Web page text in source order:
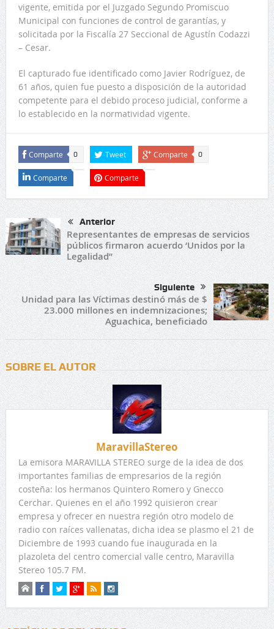
vigente, emitida por el Juzgado Segundo Promiscuo
Municipal con funciones de control de garantías, y
solicitada por la Fiscalía 27 Seccional de Agustín Codazzi
– Cesar.
El capturado fue identificado como Javier Rodríguez, de
61 años, quien fue puesto a disposición de la autoridad
competente para el debido proceso judicial, conforme a
lo establecido en la normatividad vigente.
Comparte 0 Tweet Comparte 0
Comparte Comparte
Anterior
Representantes de empresas de servicios
públicos firmaron acuerdo ‘Unidos por la
Legalidad”
Siguiente
Unidad para las Víctimas destinó más de $
23.000 millones en indemnizaciones;
Aguachica, beneficiado
SOBRE EL AUTOR
MaravillaStereo
La emisora MARAVILLA STEREO surge de la idea de dos
importantes familias de empresarios de la región
costeña: los hermanos Quintero Romero y Gnecco
Cerchar. Quienes en el año 1992 quisieron crear
empresa y ofrecer en nuestra región otro modelo de
radio con raíces vallenatas, dicha idea se plasmo el 21 de
Diciembre de 1993 cuando fue inaugurada en la
plazoleta del centro comercial valle centro, Maravilla
Stereo 105.7 FM.